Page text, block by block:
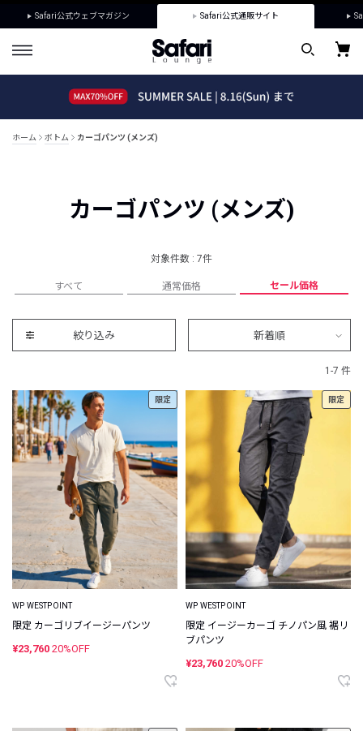
Safari公式ウェブマガジン Safari公式通販サイト
ホーム ボトム カーゴパンツ (メンズ)
カーゴパンツ (メンズ)
対象件数 : 7件
すべて 通常価格 セール価格
絞り込み 新着順
1-7 件
限定
WP WESTPOINT
限定 カーゴリブイージーパンツ
¥23,760 20%OFF
限定
WP WESTPOINT
限定 イージーカーゴ チノパン風 裾リ
ブパンツ
¥23,760 20%OFF